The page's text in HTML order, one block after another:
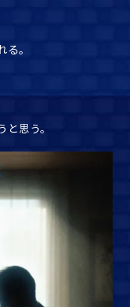
。
思う。